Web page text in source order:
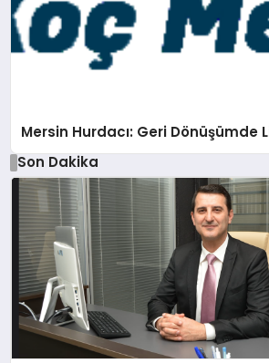
Mersin Hurdacı: Geri Dönüşümde
Son Dakika